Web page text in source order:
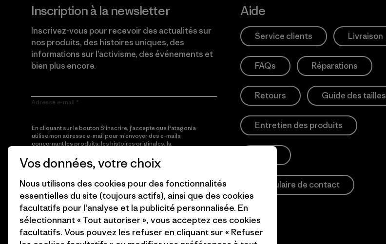
Inscription à la newsletter
Inscrivez-vous pour recevoir des actualités sur
nos produits, des histoires uniques, des
informations sur l’activisme, des événements et
bien plus encore.
Adresse e-mail
En cliquant sur le bouton S’inscrire, j’accepte que Patagonia
utilise mon adresse e-mail pour m’envoyer des e-mails
concernant les produits, les histoires originales, la
et autres, conformément à la
Politique de confidentialité
Patagonia.
S’inscrire
Aide
Service clients Livraison
FAQs Réparations
Retours Guide des tailles
Entretien des produits
Formulaire de contact
Vos données, votre choix
Nous utilisons des cookies pour des fonctionnalités
essentielles du site (toujours actifs), ainsi que des cookies
facultatifs pour l’analyse et la publicité personnalisée. En
sélectionnant « Tout autoriser », vous acceptez ces cookies
facultatifs. Vous pouvez les refuser en cliquant sur « Refuser